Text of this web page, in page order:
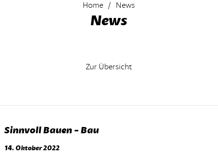
Home News
News
Zur Übersicht
Sinnvoll Bauen - Bau
14. Oktober 2022